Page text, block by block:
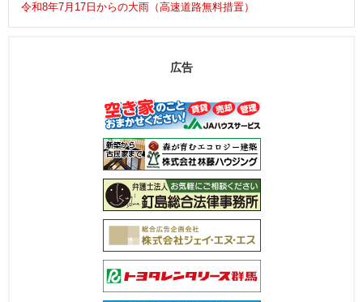
令和8年7月17日からの大雨（高速道路無料措置）
広告